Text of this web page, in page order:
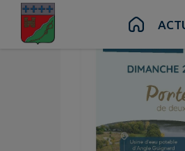
Contenu Recherche